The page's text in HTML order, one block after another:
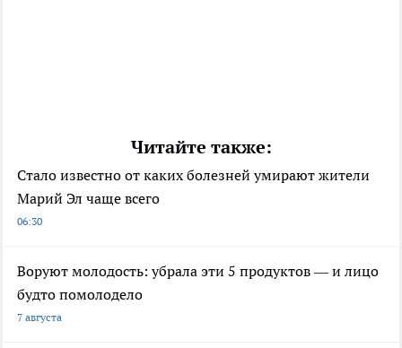
Читайте также:
Стало известно от каких болезней умирают жители
Марий Эл чаще всего
06:30
Воруют молодость: убрала эти 5 продуктов — и лицо
будто помолодело
7 августа